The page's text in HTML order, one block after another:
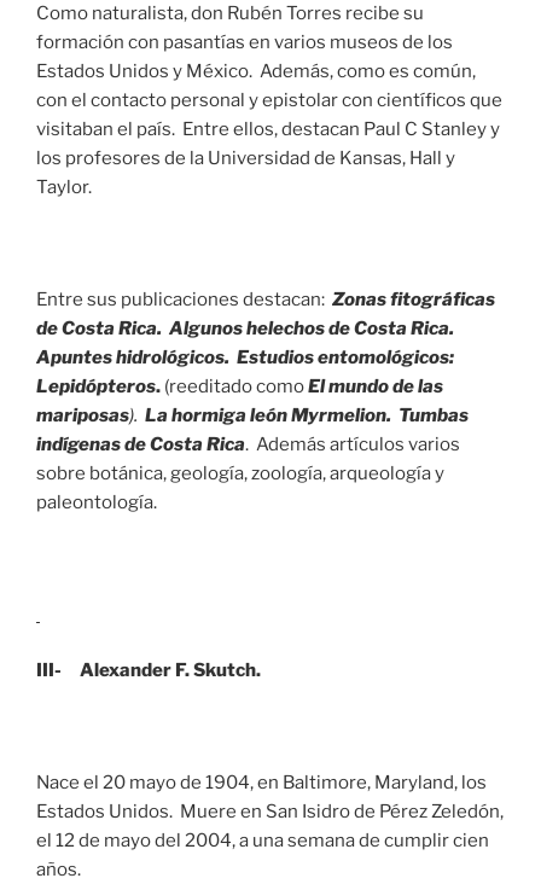
Como naturalista, don Rubén Torres recibe su
formación con pasantías en varios museos de los
Estados Unidos y México. Además, como es común,
con el contacto personal y epistolar con científicos que
visitaban el país. Entre ellos, destacan Paul C Stanley y
los profesores de la Universidad de Kansas, Hall y
Taylor.
Entre sus publicaciones destacan: Zonas fitográficas
de Costa Rica. Algunos helechos de Costa Rica.
Apuntes hidrológicos. Estudios entomológicos:
Lepidópteros. (reeditado comoEl mundo de las
mariposas). La hormiga león Myrmelion. Tumbas
indígenas de Costa Rica. Además artículos varios
sobre botánica, geología, zoología, arqueología y
paleontología.
III- Alexander F. Skutch.
Nace el 20 mayo de 1904, en Baltimore, Maryland, los
Estados Unidos. Muere en San Isidro de Pérez Zeledón,
el 12 de mayo del 2004, a una semana de cumplir cien
años.